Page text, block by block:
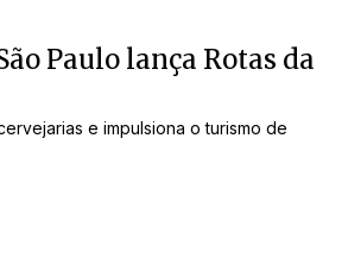
Paulo lança Rotas da
e impulsiona o turismo de